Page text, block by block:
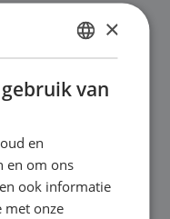
geld terug
acceptatie
aankoop
DUTCH
ENGLISH
×
van
en
en om ons
ook informatie
met onze